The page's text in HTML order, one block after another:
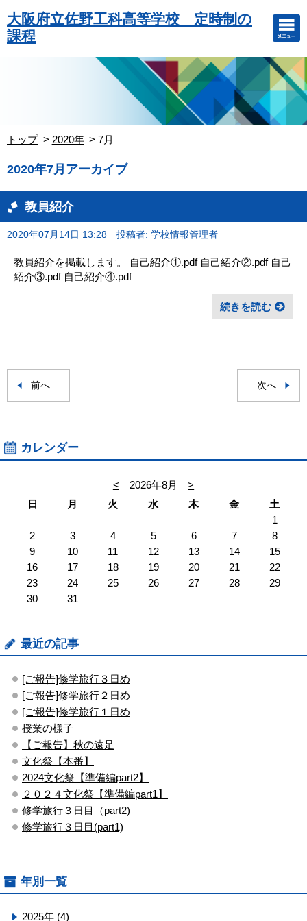
大阪府立佐野工科高等学校 定時制の
課程
トップ 2020年 7月
2020年7月アーカイブ
教員紹介
2020年07月14日 13:28 投稿者: 学校情報管理者
教員紹介を掲載します。 自己紹介①.pdf 自己紹介②.pdf 自己
紹介③.pdf 自己紹介④.pdf
続きを読む
前へ 次へ
カレンダー
< 2026年8月
>
日
月 火 水 木 金
土
1
2
3 4 5 6 7
8
9
10 11 12 13 14
15
16
17 18 19 20 21
22
23
24 25 26 27 28
29
30
31
最近の記事
[ご報告]修学旅行３日め
[ご報告]修学旅行２日め
[ご報告]修学旅行１日め
授業の様子
【ご報告】秋の遠足
文化祭【本番】
2024文化祭【準備編part2】
２０２４文化祭【準備編part1】
修学旅行３日目（part2)
修学旅行３日目(part1)
年別一覧
2025年 (4)